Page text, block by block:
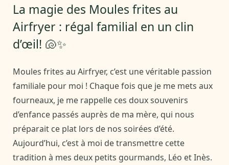
La magie des Moules frites au
Airfryer : régal familial en un clin
d’œil! 🐚✨
Moules frites au Airfryer, c’est une véritable passion
familiale pour moi ! Chaque fois que je me mets aux
fourneaux, je me rappelle ces doux souvenirs
d’enfance passés auprès de ma mère, qui nous
préparait ce plat lors de nos soirées d’été.
Aujourd’hui, c’est à moi de transmettre cette
tradition à mes deux petits gourmands, Léo et Inès.